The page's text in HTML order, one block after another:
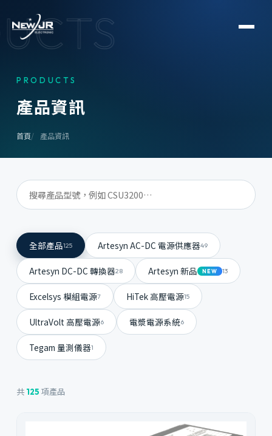
PRODUCTS
產品資訊
首頁 產品資訊
全部產品125 Artesyn AC-DC 電源供應器49
Artesyn DC-DC 轉換器28 Artesyn 新品 NEW 13
Excelsys 模組電源7 HiTek 高壓電源15
UltraVolt 高壓電源6 電漿電源系統6
Tegam 量測儀器1
共 125 項產品